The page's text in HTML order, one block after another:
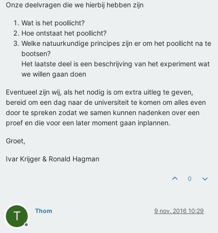
Onze deelvragen die we hierbij hebben zijn
Wat is het poollicht?
Hoe ontstaat het poollicht?
Welke natuurkundige principes zijn er om het poollicht na te
bootsen?
Het laatste deel is een beschrijving van het experiment wat
we willen gaan doen
Eventueel zijn wij, als het nodig is om extra uitleg te geven,
bereid om een dag naar de universiteit te komen om alles even
door te spreken zodat we samen kunnen nadenken over een
proef en die voor een later moment gaan inplannen.
Groet,
Ivar Krijger & Ronald Hagman
0
T
Offline
Thom 9 nov. 2016 10:29